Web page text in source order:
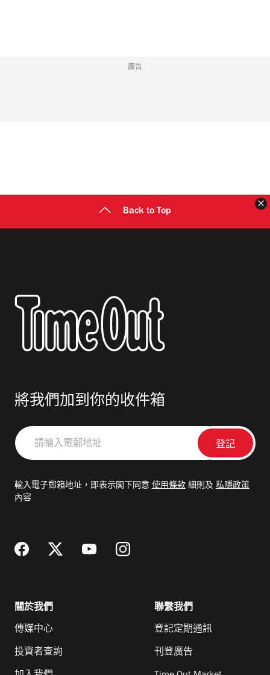
廣告
Back to Top
將我們加到你的收件箱
請
輸
郵
輸入電子郵箱地址，即表示閣下同意 使用條款 細則及 私隱政策
內容
關於我們
傳媒中心
投資者查詢
聯繫我們
登記定期通訊
刊登廣告